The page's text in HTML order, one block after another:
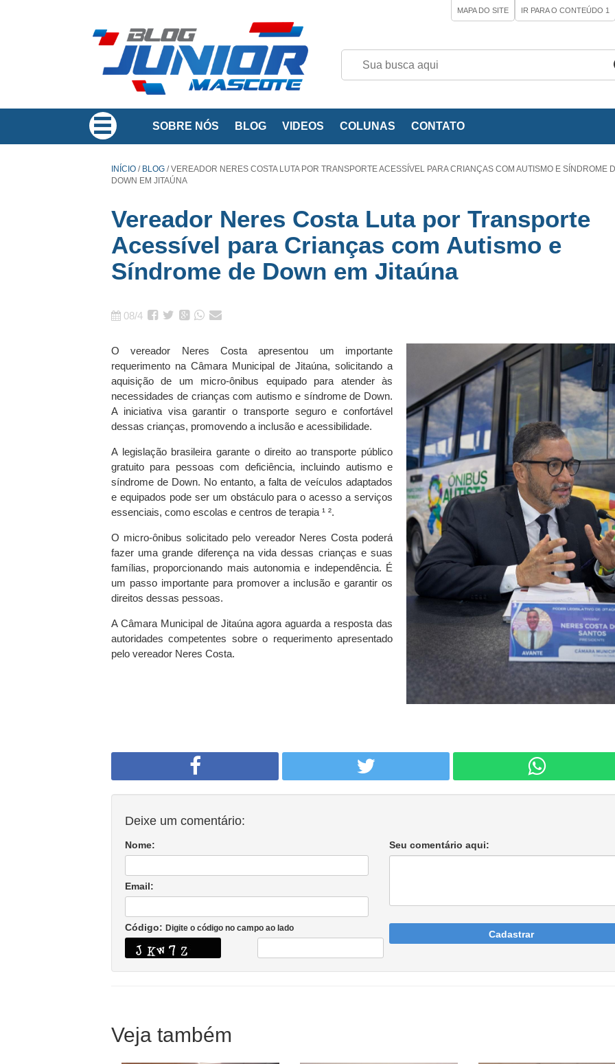
MAPA DO SITE IR PARA O CONTEÚDO 1
SOBRE NÓS BLOG VIDEOS COLUNAS CONTATO
INÍCIO / BLOG /VEREADOR NERES COSTA LUTA POR TRANSPORTE ACESSÍVEL PARA CRIANÇAS COM AUTISMO E SÍNDROME
DOWN EM JITAÚNA
Vereador Neres Costa Luta por Transporte
Acessível para Crianças com Autismo e
Síndrome de Down em Jitaúna
08/4
O vereador Neres Costa apresentou um importante
requerimento na Câmara Municipal de Jitaúna, solicitando a
aquisição de um micro-ônibus equipado para atender às
necessidades de crianças com autismo e síndrome de Down.
A iniciativa visa garantir o transporte seguro e confortável
dessas crianças, promovendo a inclusão e acessibilidade.
A legislação brasileira garante o direito ao transporte público
gratuito para pessoas com deficiência, incluindo autismo e
síndrome de Down. No entanto, a falta de veículos adaptados
e equipados pode ser um obstáculo para o acesso a serviços
essenciais, como escolas e centros de terapia ¹ ².
O micro-ônibus solicitado pelo vereador Neres Costa poderá
fazer uma grande diferença na vida dessas crianças e suas
famílias, proporcionando mais autonomia e independência. É
um passo importante para promover a inclusão e garantir os
direitos dessas pessoas.
A Câmara Municipal de Jitaúna agora aguarda a resposta das
autoridades competentes sobre o requerimento apresentado
pelo vereador Neres Costa.
Deixe um comentário:
Nome:
Email:
Código: Digite o código no campo ao lado
Seu comentário aqui:
Cadastrar
Veja também